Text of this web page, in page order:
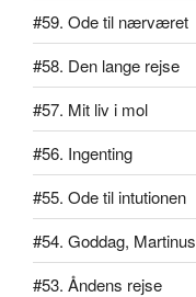
#59. Ode til nærværet
#58. Den lange rejse
#57. Mit liv i mol
#56. Ingenting
#55. Ode til intutionen
#54. Goddag, Martinus
#53. Åndens rejse